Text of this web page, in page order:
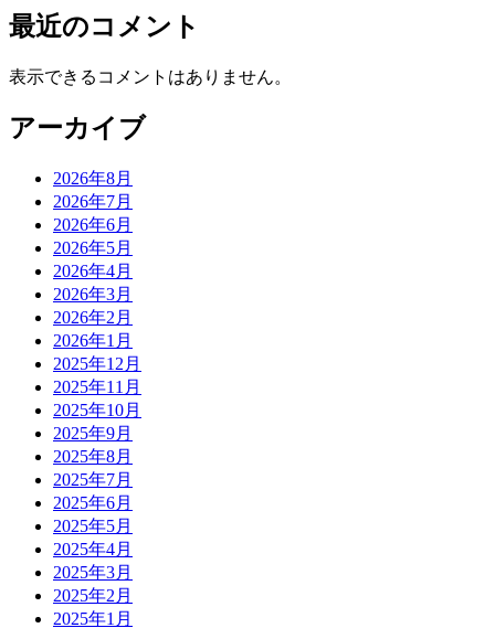
最近のコメント
表示できるコメントはありません。
アーカイブ
2026年8月
2026年7月
2026年6月
2026年5月
2026年4月
2026年3月
2026年2月
2026年1月
2025年12月
2025年11月
2025年10月
2025年9月
2025年8月
2025年7月
2025年6月
2025年5月
2025年4月
2025年3月
2025年2月
2025年1月